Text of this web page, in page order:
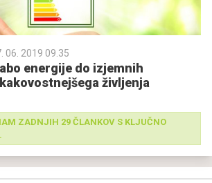
06. 2019 09.35
energije do izjemnih
življenja
ZADNJIH 29 ČLANKOV S KLJUČNO
.